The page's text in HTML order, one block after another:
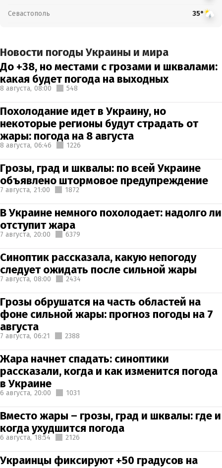
Севастополь 35°
Новости погоды Украины и мира
До +38, но местами с грозами и шквалами:
какая будет погода на выходных
8 августа, 08:00 548
Похолодание идет в Украину, но
некоторые регионы будут страдать от
жары: погода на 8 августа
8 августа, 06:46 1226
Грозы, град и шквалы: по всей Украине
объявлено штормовое предупреждение
7 августа, 21:00 1872
В Украине немного похолодает: надолго ли
отступит жара
7 августа, 20:00 6379
Синоптик рассказала, какую непогоду
следует ожидать после сильной жары
7 августа, 08:00 2434
Грозы обрушатся на часть областей на
фоне сильной жары: прогноз погоды на 7
августа
7 августа, 06:21 2388
Жара начнет спадать: синоптики
рассказали, когда и как изменится погода
в Украине
6 августа, 20:00 1031
Вместо жары – грозы, град и шквалы: где и
когда ухудшится погода
6 августа, 18:54 2126
Украинцы фиксируют +50 градусов на